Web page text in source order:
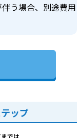
う場合、別途費用
ップ
では